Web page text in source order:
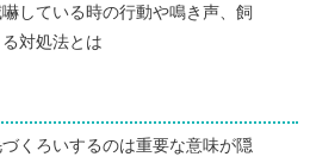
している時の行動や鳴き声、飼
対処法とは
くろいするのは重要な意味が隠